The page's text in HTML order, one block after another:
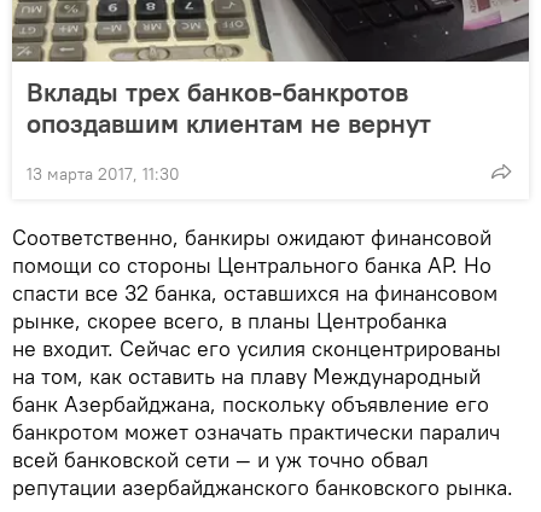
Вклады трех банков-банкротов
опоздавшим клиентам не вернут
13 марта 2017, 11:30
Соответственно, банкиры ожидают финансовой
помощи со стороны Центрального банка АР. Но
спасти все 32 банка, оставшихся на финансовом
рынке, скорее всего, в планы Центробанка
не входит. Сейчас его усилия сконцентрированы
на том, как оставить на плаву Международный
банк Азербайджана, поскольку объявление его
банкротом может означать практически паралич
всей банковской сети — и уж точно обвал
репутации азербайджанского банковского рынка.